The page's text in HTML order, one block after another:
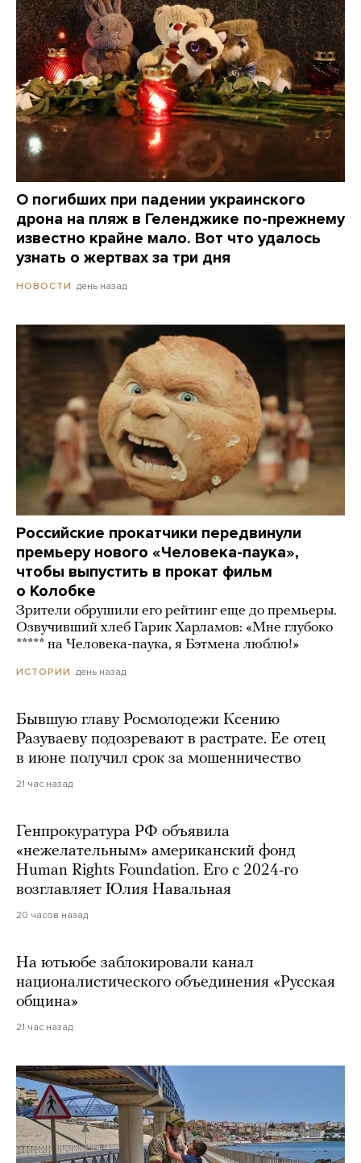
О погибших при падении украинского
дрона на пляж в Геленджике по-прежнему
известно крайне мало. Вот что удалось
узнать о жертвах за три дня
НОВОСТИ день назад
Российские прокатчики передвинули
премьеру нового «Человека-паука»,
чтобы выпустить в прокат фильм
о Колобке
Зрители обрушили его рейтинг еще до премьеры.
Озвучивший хлеб Гарик Харламов: «Мне глубоко
***** на Человека-паука, я Бэтмена люблю!»
ИСТОРИИ день назад
Бывшую главу Росмолодежи Ксению
Разуваеву подозревают в растрате. Ее отец
в июне получил срок за мошенничество
21 час назад
Генпрокуратура РФ объявила
«нежелательным» американский фонд
Human Rights Foundation. Его с 2024-го
возглавляет Юлия Навальная
20 часов назад
На ютьюбе заблокировали канал
националистического объединения «Русская
община»
21 час назад